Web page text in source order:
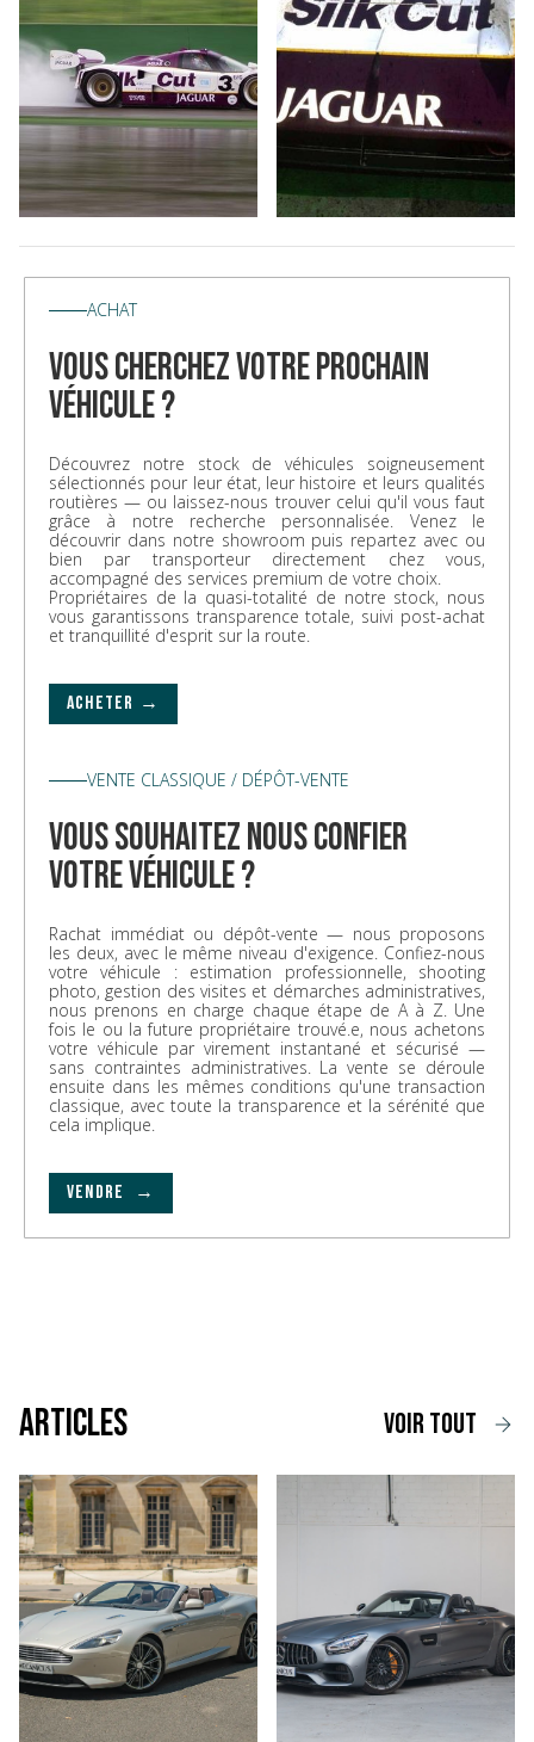
ACHAT
vous cherchez votre prochain
véhicule ?
Découvrez notre stock de véhicules soigneusement
sélectionnés pour leur état, leur histoire et leurs qualités
routières — ou laissez-nous trouver celui qu'il vous faut
grâce à notre recherche personnalisée. Venez le
découvrir dans notre showroom puis repartez avec ou
bien par transporteur directement chez vous,
accompagné des services premium de votre choix.
Propriétaires de la quasi-totalité de notre stock, nous
vous garantissons transparence totale, suivi post-achat
et tranquillité d'esprit sur la route.
ACHETER →
VENTE CLASSIQUE / DÉPÔT-VENTE
vous souhaitez nous confier
votre véhicule ?
Rachat immédiat ou dépôt-vente — nous proposons
les deux, avec le même niveau d'exigence. Confiez-nous
votre véhicule : estimation professionnelle, shooting
photo, gestion des visites et démarches administratives,
nous prenons en charge chaque étape de A à Z. Une
fois le ou la future propriétaire trouvé.e, nous achetons
votre véhicule par virement instantané et sécurisé —
sans contraintes administratives. La vente se déroule
ensuite dans les mêmes conditions qu'une transaction
classique, avec toute la transparence et la sérénité que
cela implique.
VENDRE →
voir tout
Articles